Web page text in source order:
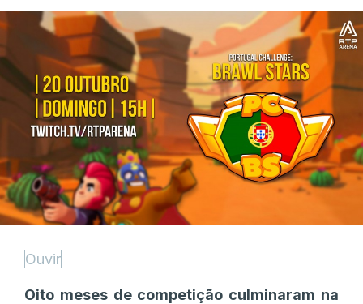
Ouvir
Oito meses de competição culminaram na